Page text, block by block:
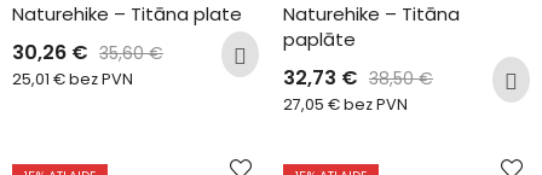
Naturehike – Titāna plate
30,26 € 35,60€
25,01 €bez PVN
Naturehike – Titāna
paplāte
32,73 € 38,50€
27,05 €bez PVN